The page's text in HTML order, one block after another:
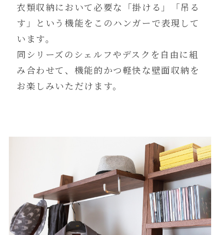
衣類収納において必要な「掛ける」「吊る
す」という機能をこのハンガーで表現して
います。
同シリーズのシェルフやデスクを自由に組
み合わせて、機能的かつ軽快な壁面収納を
お楽しみいただけます。